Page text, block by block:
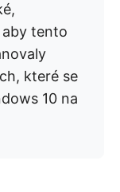
tento
které se
10 na